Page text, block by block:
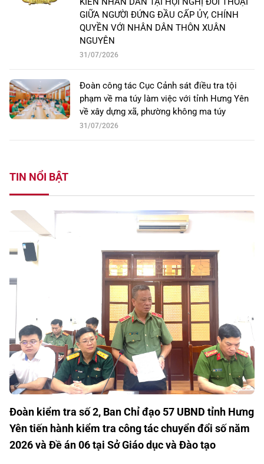
GIỮA NGƯỜI ĐỨNG ĐẦU CẤP ỦY, CHÍNH
QUYỀN VỚI NHÂN DÂN THÔN XUÂN
NGUYÊN
31/07/2026
Đoàn công tác Cục Cảnh sát điều tra tội
phạm về ma túy làm việc với tỉnh Hưng Yên
về xây dựng xã, phường không ma túy
31/07/2026
TIN NỔI BẬT
Đoàn kiểm tra số 2, Ban Chỉ đạo 57 UBND tỉnh Hưng
Yên tiến hành kiểm tra công tác chuyển đổi số năm
2026 và Đề án 06 tại Sở Giáo dục và Đào tạo